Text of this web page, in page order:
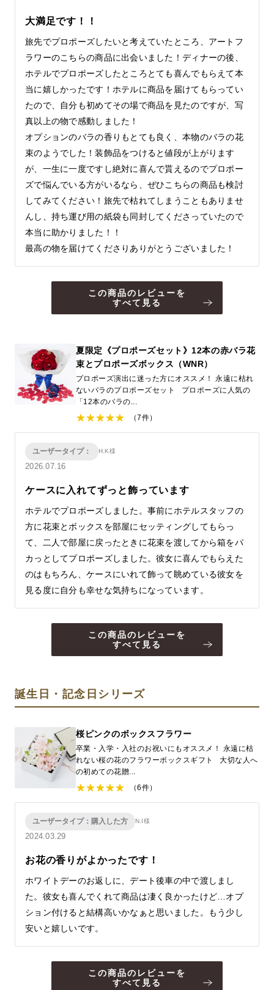
大満足です！！
旅先でプロポーズしたいと考えていたところ、アートフ
ラワーのこちらの商品に出会いました！ディナーの後、
ホテルでプロポーズしたところとても喜んでもらえて本
当に嬉しかったです！ホテルに商品を届けてもらってい
たので、自分も初めてその場で商品を見たのですが、写
真以上の物で感動しました！
オプションのバラの香りもとても良く、本物のバラの花
束のようでした！装飾品をつけると値段が上がります
が、一生に一度ですし絶対に喜んで貰えるのでプロポー
ズで悩んでいる方がいるなら、ぜひこちらの商品も検討
してみてください！旅先で枯れてしまうこともありませ
んし、持ち運び用の紙袋も同封してくださっていたので
本当に助かりました！！
最高の物を届けてくださりありがとうございました！
この商品のレビューを
すべて見る
夏限定《プロポーズセット》12本の赤バラ花
束とプロポーズボックス（WNR）
プロポーズ演出に迷った方にオススメ！ 永遠に枯れ
ないバラのプロポーズセット プロポーズに人気の
「12本のバラの...
（7件）
ユーザータイプ： H.K様
2026.07.16
ケースに入れてずっと飾っています
ホテルでプロポーズしました。事前にホテルスタッフの
方に花束とボックスを部屋にセッティングしてもらっ
て、二人で部屋に戻ったときに花束を渡してから箱をパ
カっとしてプロポーズしました。彼女に喜んでもらえた
のはもちろん、ケースにいれて飾って眺めている彼女を
見る度に自分も幸せな気持ちになっています。
この商品のレビューを
すべて見る
誕生日・記念日シリーズ
桜ピンクのボックスフラワー
卒業・入学・入社のお祝いにもオススメ！ 永遠に枯
れない桜の花のフラワーボックスギフト 大切な人へ
の初めての花贈...
（6件）
ユーザータイプ：購入した方 N.I様
2024.03.29
お花の香りがよかったです！
ホワイトデーのお返しに、デート後車の中で渡しまし
た。彼女も喜んでくれて商品は凄く良かったけど…オプ
ション付けると結構高いかなぁと思いました。もう少し
安いと嬉しいです。
この商品のレビューを
すべて見る